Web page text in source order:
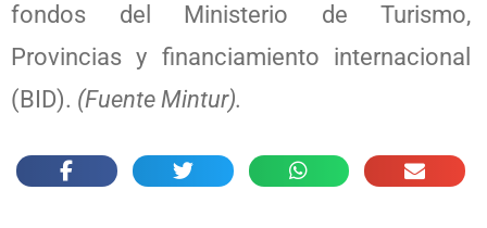
fondos del Ministerio de Turismo,
Provincias y financiamiento internacional
(BID). (Fuente Mintur).